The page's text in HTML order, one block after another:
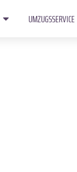
UMZUGSSERVICE